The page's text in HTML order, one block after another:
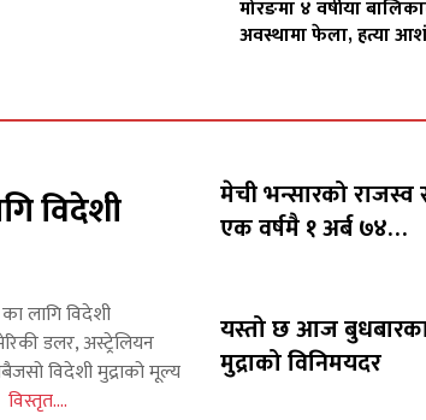
मोरङमा ४ वर्षीया
अवस्थामा फेला, हत्या
विदेशी
लागि विदेशी
डलर, अस्ट्रेलियन
विदेशी मुद्राको मूल्य
विस्तृत....
मेची भन्सारको राजस्व
एक वर्षमै १ अर्ब ७४…
यस्तो छ आज
मुद्राको विनिमयदर